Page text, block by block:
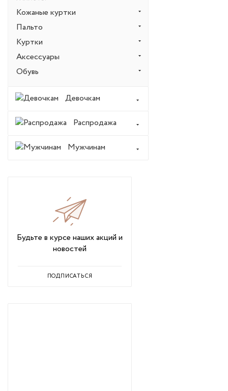
Кожаные куртки
Пальто
Куртки
Аксессуары
Обувь
Девочкам
Распродажа
Мужчинам
Будьте в курсе наших акций и
новостей
ПОДПИСАТЬСЯ